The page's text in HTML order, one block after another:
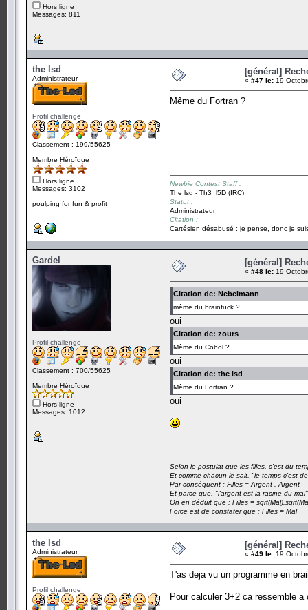
Hors ligne
Messages: 811
the lsd
Administrateur
Profil challenge
Classement : 199/55625
Membre Héroïque
Hors ligne
Messages: 3102
poulping for fun & profit
[général]
« #47 le: 19
Même du Fortran ?
Newbie Contest Staff :
The lsd - Th3_l5D (IRC)
Statut :
Administrateur
Citation :
Cartésien désabusé : je pense, donc je
Gardel
Profil challenge
Classement : 700/55625
Membre Héroïque
Hors ligne
Messages: 1012
[général]
« #48 le: 19
Citation de: Nebelmann
même du brainfuck ?
oui
Citation de: zours
Même du Cobol ?
oui
Citation de: the lsd
Même du Fortran ?
oui
Selon le postulat que les filles, c'est du
Et comme chacun le sait, "le temps c'est
Par conséquent : Filles = Argent . Argent
Et parce que, "l'argent est la racine du
On en déduit que : Filles =
Force est de constater que : Filles = Mal
the lsd
Administrateur
Profil challenge
[général]
« #49 le: 19
T'as deja vu un programme en
Pour calculer 3+2 ca ressemble a